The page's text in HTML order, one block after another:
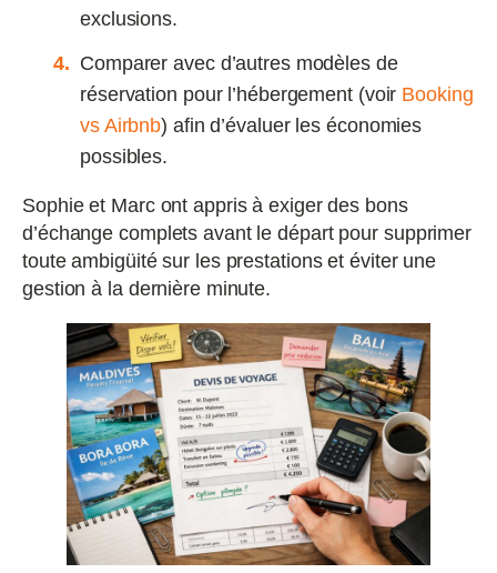
exclusions.
Comparer avec d’autres modèles de
réservation pour l’hébergement (voir Booking
vs Airbnb) afin d’évaluer les économies
possibles.
Sophie et Marc ont appris à exiger des bons
d’échange complets avant le départ pour supprimer
toute ambigüité sur les prestations et éviter une
gestion à la dernière minute.